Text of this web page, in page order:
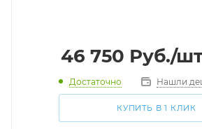
46 750 Руб./
Достаточно Нашли
КУПИТЬ В 1 КЛИК